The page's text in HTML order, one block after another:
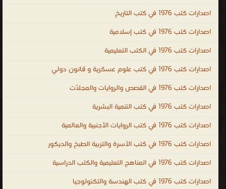
وحكايات للاطفال ممتعة ومسلية ، سلسلة القصص الإسلامية والتربوية
والتعليمية ، مواقع الطفل التربوية و الثقافية و العلمية ، مجلة نسيم
للاطفال ، مجلة إلكترونية خاصة بالطفل ، قصص و حكايات و علوم و
قصيرة ، قصص اطفال مكتوبة ، قصص اطفال قبل النوم ، قصص اطفال
بالصور ، قصص اطفال عالمية ، قصص اطفال طويلة ، قصص اطفال
فيديو ، قصص اطفال قصيرة جدا ، قصص أطفال عربية ، قصص اطفال
، children stories ، Story ، قصص اطفال اون لاين ، قصص اطفال
صوتية ، تحميل قصص للاطفال PDF ، قصص خيالية للاطفال ، قصص
اطفال خاصة بالحيوانات ، قصص حيوانات ، قصص طيور ، قصص مفيدة
للاطفال ، قصص حجا ، قصص الاطفال سندريلا , قصص الانبياء للاطفال
, قصة تعليمية مصورة للاطفال ، الأطفال قصص ومجلات
اصدارات كتب 1976 في كتب التاريخ
اصدارات كتب 1976 في كتب إسلامية
اصدارات كتب 1976 في الكتب التعليمية
اصدارات كتب 1976 في كتب علوم عسكرية و قانون دولي
اصدارات كتب 1976 في القصص والروايات والمجلّات
اصدارات كتب 1976 في كتب التنمية البشرية
اصدارات كتب 1976 في كتب الروايات الأجنبية والعالمية
اصدارات كتب 1976 في كتب الأسرة والتربية الطبخ والديكور
اصدارات كتب 1976 في المناهج التعليمية والكتب الدراسية
اصدارات كتب 1976 في كتب الهندسة والتكنولوجيا